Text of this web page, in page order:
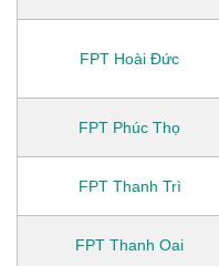
FPT Hoài Đức
FPT Phúc Thọ
FPT Thanh Trì
FPT Thanh Oai